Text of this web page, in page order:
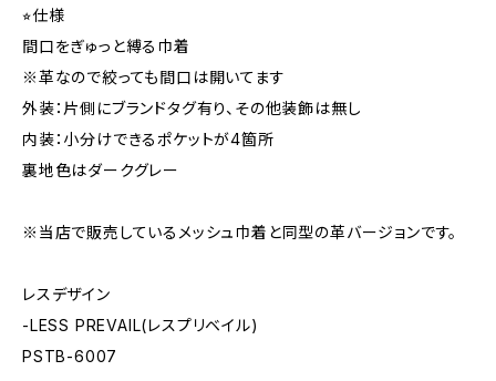
⭐︎仕様
間口をぎゅっと縛る巾着
※革なので絞っても間口は開いてます
外装：片側にブランドタグ有り、その他装飾は無し
内装：小分けできるポケットが4箇所
裏地色はダークグレー
※当店で販売しているメッシュ巾着と同型の革バージョンです。
レスデザイン
-LESS PREVAIL(レスプリベイル)
PSTB-6007